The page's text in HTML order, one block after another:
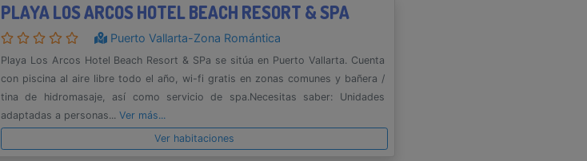
PLAYA LOS ARCOS HOTEL BEACH RESORT & SPA
Puerto Vallarta-Zona Romántica
Playa Los Arcos Hotel Beach Resort & SPa se sitúa en Puerto Vallarta. Cuenta
con piscina al aire libre todo el año, wi-fi gratis en zonas comunes y bañera /
tina de hidromasaje, así como servicio de spa.Necesitas saber: Unidades
adaptadas a personas... Ver más...
Ver habitaciones